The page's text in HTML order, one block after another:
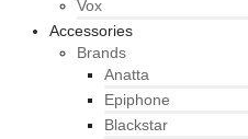
Vox
Accessories
Brands
Anatta
Epiphone
Blackstar